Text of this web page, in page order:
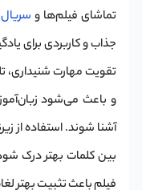
تماشای فیلم‌ها و
جذاب و کاربردی برای
تقویت مهارت شنیداری،
و باعث می‌شود
آشنا شوند. استفاده از
بین کلمات بهتر درک
فیلم باعث تثبیت بهتر